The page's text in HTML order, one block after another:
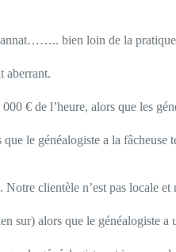
bien loin de la
aberrant.
€ de l’heure, alors que les
le généalogiste a la
clientèle n’est pas locale et
sur) alors que le généalogiste